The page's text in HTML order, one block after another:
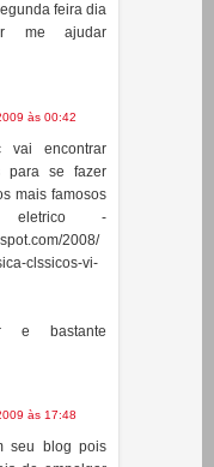
às 00:42
encontrar
para se fazer
mais famosos
-
2008/
clssicos-vi-
bastante
às 17:48
de empolgar
e um deles
aranha e já